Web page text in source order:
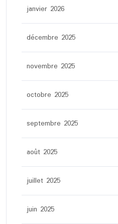
janvier 2026
décembre 2025
novembre 2025
octobre 2025
septembre 2025
août 2025
juillet 2025
juin 2025